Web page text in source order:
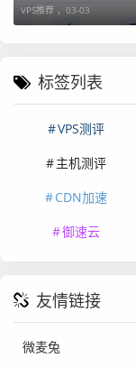
2G
2
4G
4
核
VPS推荐 ， 03-03
标签列表
VPS测评
主机测评
CDN加速
御速云
友情链接
微麦兔